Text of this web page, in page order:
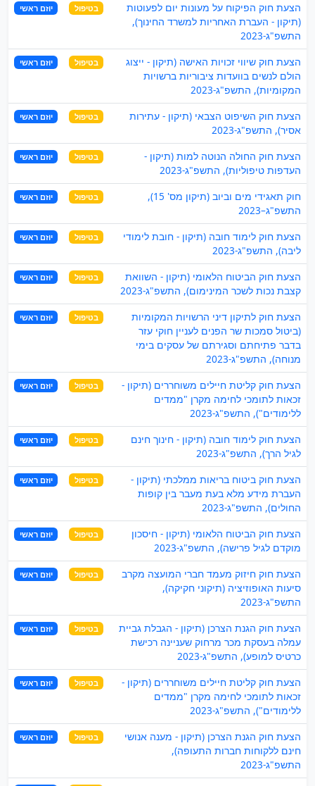
הצעת חוק הפיקוח על מעונות יום לפעוטות
(תיקון - העברת האחריות למשרד החינוך),
התשפ"ג-2023
בטיפול יוזם ראשי
הצעת חוק שיווי זכויות האישה (תיקון - ייצוג
הולם לנשים בוועדות ציבוריות ברשויות
המקומיות), התשפ"ג-2023
בטיפול יוזם ראשי
הצעת חוק השיפוט הצבאי (תיקון - עתירות
אסיר), התשפ"ג-2023
בטיפול יוזם ראשי
הצעת חוק החולה הנוטה למות (תיקון -
העדפות טיפוליות), התשפ"ג-2023
בטיפול יוזם ראשי
חוק תאגידי מים וביוב (תיקון מס' 15),
התשפ"ג–2023
בטיפול יוזם ראשי
הצעת חוק לימוד חובה (תיקון - חובת לימודי
ליבה), התשפ"ג-2023
בטיפול יוזם ראשי
הצעת חוק הביטוח הלאומי (תיקון - השוואת
קצבת נכות לשכר המינימום), התשפ"ג-2023
בטיפול יוזם ראשי
הצעת חוק לתיקון דיני הרשויות המקומיות
(ביטול סמכות שר הפנים לעניין חוקי עזר
בדבר פתיחתם וסגירתם של עסקים בימי
מנוחה), התשפ"ג-2023
בטיפול יוזם ראשי
הצעת חוק קליטת חיילים משוחררים (תיקון -
זכאות לתומכי לחימה מקרן "ממדים
ללימודים"), התשפ"ג-2023
בטיפול יוזם ראשי
הצעת חוק לימוד חובה (תיקון - חינוך חינם
לגיל הרך), התשפ"ג-2023
בטיפול יוזם ראשי
הצעת חוק ביטוח בריאות ממלכתי (תיקון -
העברת מידע מלא בעת מעבר בין קופות
החולים), התשפ"ג-2023
בטיפול יוזם ראשי
הצעת חוק הביטוח הלאומי (תיקון - חיסכון
מוקדם לגיל פרישה), התשפ"ג-2023
בטיפול יוזם ראשי
הצעת חוק חיזוק מעמד חברי המועצה מקרב
סיעות האופוזיציה (תיקוני חקיקה),
התשפ"ג-2023
בטיפול יוזם ראשי
הצעת חוק הגנת הצרכן (תיקון - הגבלת גביית
עמלה בעסקת מכר מרחוק שעניינה רכישת
כרטיס למופע), התשפ"ג-2023
בטיפול יוזם ראשי
הצעת חוק קליטת חיילים משוחררים (תיקון -
זכאות לתומכי לחימה מקרן "ממדים
ללימודים"), התשפ"ג-2023
בטיפול יוזם ראשי
הצעת חוק הגנת הצרכן (תיקון - מענה אנושי
חינם ללקוחות חברות התעופה),
התשפ"ג-2023
בטיפול יוזם ראשי